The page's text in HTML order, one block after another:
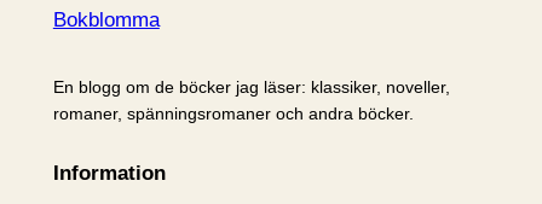
Bokblomma
En blogg om de böcker jag läser: klassiker, noveller,
romaner, spänningsromaner och andra böcker.
Information